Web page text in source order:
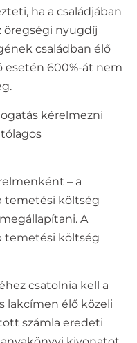
ha a családjában
öregségi nyugdíj
családban élő
esetén 600%-át nem
kérelmezni
– a
temetési költség
A
temetési költség
csatolnia kell a
lakcímen élő közeli
számla eredeti